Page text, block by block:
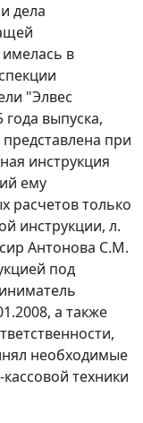
дела
в
"Элвес
выпуска,
при
инструкция
ему
расчетов только
инструкции, л.
Антонова С.М.
под
а также
необходимые
техники